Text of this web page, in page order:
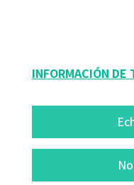
INFORMACIÓN DE